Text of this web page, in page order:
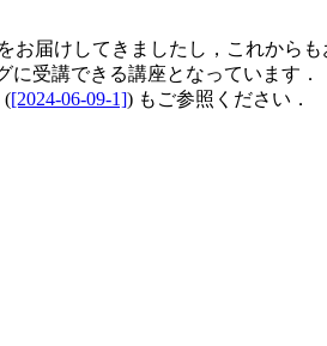
お届けしてきましたし，これから
に受講できる講座となっています．
([2024-06-09-1]) もご参照ください．